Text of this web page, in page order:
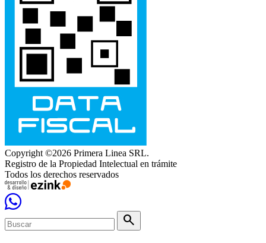
Copyright ©2026 Primera Linea SRL.
Registro de la Propiedad Intelectual en trámite
Todos los derechos reservados
search